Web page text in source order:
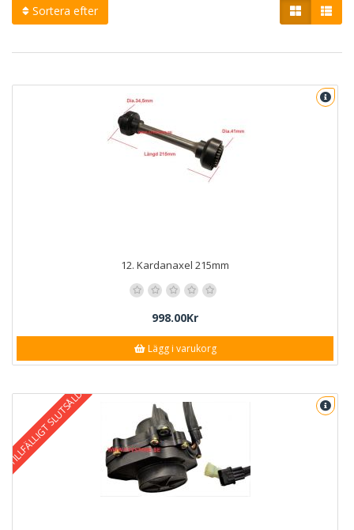
Sortera efter
12. Kardanaxel 215mm
998.00Kr
Lägg i varukorg
TILLFÄLLIGT SLUTSÅLD